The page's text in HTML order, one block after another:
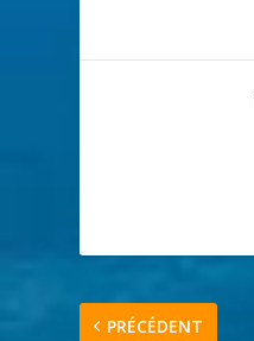
PRÉCÉDENT